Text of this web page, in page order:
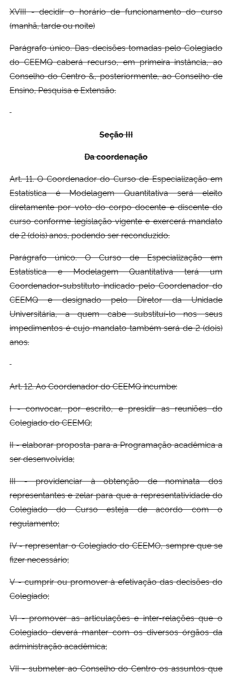
XVIII - decidir o horário de funcionamento do curso
(manhã, tarde ou noite)
Parágrafo único. Das decisões tomadas pelo Colegiado
do CEEMQ caberá recurso, em primeira instância, ao
Conselho do Centro &, posteriormente, ao Conselho de
Ensino, Pesquisa e Extensão.
Seção III
Da coordenação
Art. 11. O Coordenador do Curso de Especialização em
Estatística é Modelagem Quantitativa será eleito
diretamente por voto do corpo docente e discente do
curso conforme legislação vigente e exercerá mandato
de 2 (dois) anos, podendo ser reconduzido.
Parágrafo único. O Curso de Especialização em
Estatística e Modelagem Quantitativa terá um
Coordenador-substituto indicado pelo Coordenador do
CEEMQ e designado pelo Diretor da Unidade
Universitária, a quem cabe substituí-lo nos seus
impedimentos é cujo mandato também será de 2 (dois)
anos.
Art. 12. Ao Coordenador do CEEMQ incumbe:
I - convocar, por escrito, e presidir as reuniões do
Colegiado do CEEMQ;
II - elaborar proposta para a Programação acadêmica a
ser desenvolvida;
III - providenciar à obtenção de nominata dos
representantes e zelar para que a representatividade do
Colegiado do Curso esteja de acordo com o
regulamento;
IV - representar o Colegiado do CEEMO, sempre que se
fizer necessário;
V - cumprir ou promover à efetivação das decisões do
Colegiado;
VI - promover as articulações e inter-relações que o
Colegiado deverá manter com os diversos órgãos da
administração acadêmica;
VII - submeter ao Conselho do Centro os assuntos que